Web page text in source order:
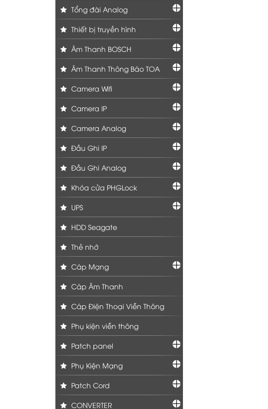
Tổng đài Analog
Thiết bị truyền hình
Âm Thanh BOSCH
Âm Thanh Thông Báo TOA
Camera Wifi
Camera IP
Camera Analog
Đầu Ghi IP
Đầu Ghi Analog
Khóa cửa PHGLock
UPS
HDD Seagate
Thẻ nhớ
Cáp Mạng
Cáp Âm Thanh
Cáp Điện Thoại Viễn Thông
Phụ kiện viễn thông
Patch panel
Phụ Kiện Mạng
Patch Cord
CONVERTER